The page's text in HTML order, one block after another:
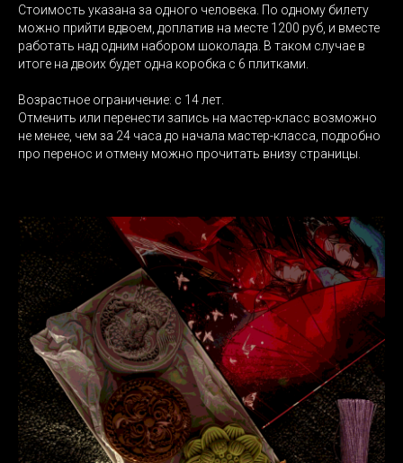
Стоимость указана за одного человека. По одному билету
можно прийти вдвоем, доплатив на месте 1200 руб, и вместе
работать над одним набором шоколада. В таком случае в
итоге на двоих будет одна коробка с 6 плитками.
Возрастное ограничение: с 14 лет.
Отменить или перенести запись на мастер-класс возможно
не менее, чем за 24 часа до начала мастер-класса, подробно
про перенос и отмену можно прочитать внизу страницы.